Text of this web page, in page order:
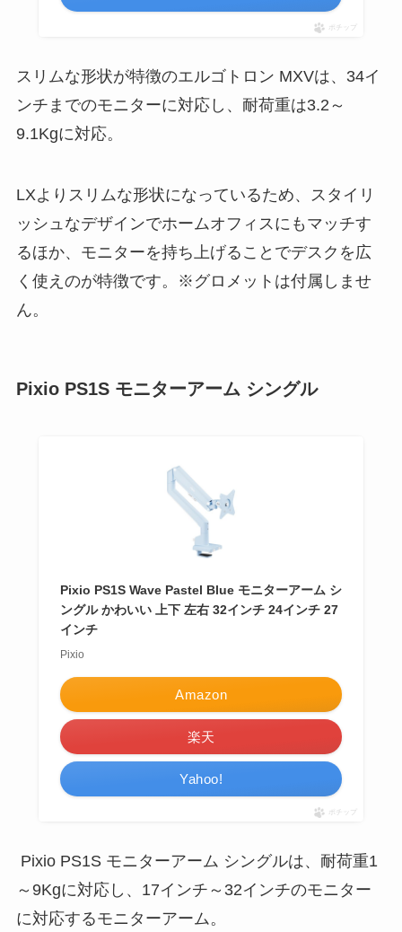
ポチップ
スリムな形状が特徴のエルゴトロン MXVは、34イ
ンチまでのモニターに対応し、耐荷重は3.2～
9.1Kgに対応。
LXよりスリムな形状になっているため、スタイリ
ッシュなデザインでホームオフィスにもマッチす
るほか、モニターを持ち上げることでデスクを広
く使えのが特徴です。※グロメットは付属しませ
ん。
Pixio PS1S モニターアーム シングル
Pixio PS1S Wave Pastel Blue モニターアーム シ
ングル かわいい 上下 左右 32インチ 24インチ 27
インチ
Pixio
Amazon
楽天
Yahoo!
ポチップ
Pixio PS1S モニターアーム シングルは、耐荷重1
～9Kgに対応し、17インチ～32インチのモニター
に対応するモニターアーム。